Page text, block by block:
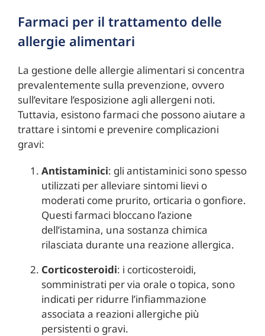
Farmaci per il trattamento delle
allergie alimentari
La gestione delle allergie alimentari si concentra
prevalentemente sulla prevenzione, ovvero
sull’evitare l’esposizione agli allergeni noti.
Tuttavia, esistono farmaci che possono aiutare a
trattare i sintomi e prevenire complicazioni
gravi:
Antistaminici: gli antistaminici sono spesso
utilizzati per alleviare sintomi lievi o
moderati come prurito, orticaria o gonfiore.
Questi farmaci bloccano l’azione
dell’istamina, una sostanza chimica
rilasciata durante una reazione allergica.
Corticosteroidi: i corticosteroidi,
somministrati per via orale o topica, sono
indicati per ridurre l’infiammazione
associata a reazioni allergiche più
persistenti o gravi.